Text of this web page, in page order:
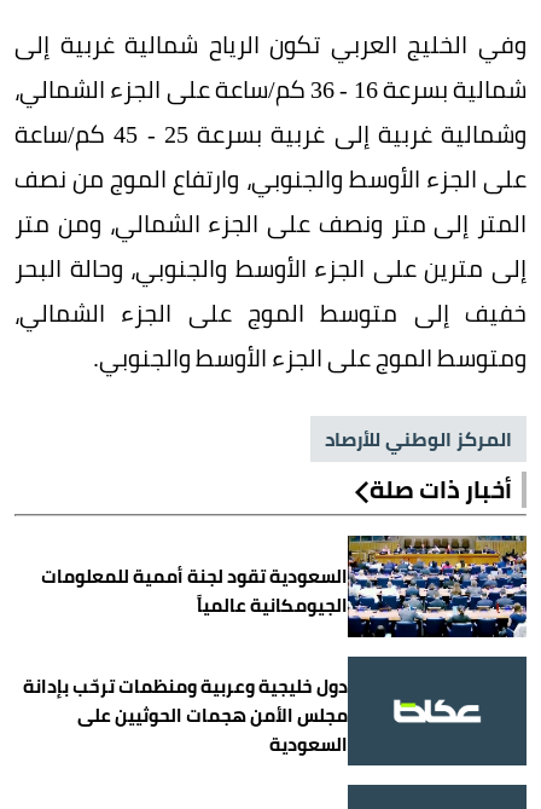
وفي الخليج العربي تكون الرياح شمالية غربية إلى
شمالية بسرعة 16 - 36 كم/ساعة على الجزء الشمالي،
وشمالية غربية إلى غربية بسرعة 25 - 45 كم/ساعة
على الجزء الأوسط والجنوبي، وارتفاع الموج من نصف
المتر إلى متر ونصف على الجزء الشمالي، ومن متر
إلى مترين على الجزء الأوسط والجنوبي، وحالة البحر
خفيف إلى متوسط الموج على الجزء الشمالي،
ومتوسط الموج على الجزء الأوسط والجنوبي.
المركز الوطني للأرصاد
أخبار ذات صلة
السعودية تقود لجنة أممية للمعلومات
الجيومكانية عالمياً
دول خليجية وعربية ومنظمات ترحّب بإدانة
مجلس الأمن هجمات الحوثيين على
السعودية